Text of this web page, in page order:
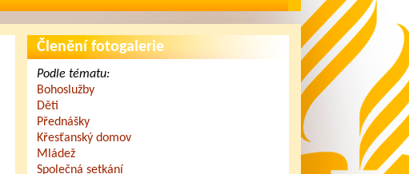
Členění fotogalerie
Podle tématu:
Bohoslužby
Děti
Přednášky
Křesťanský domov
Mládež
Společná setkání